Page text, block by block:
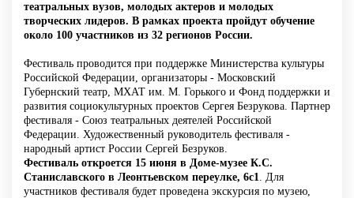
театральных вузов, молодых актеров и молодых
творческих лидеров. В рамках проекта пройдут обучение
около 100 участников из 32 регионов России.
Фестиваль проводится при поддержке Министерства культуры
Российской Федерации, организаторы - Московский
Губернский театр, МХАТ им. М. Горького и Фонд поддержки и
развития социокультурных проектов Сергея Безрукова. Партнер
фестиваля - Союз театральных деятелей Российской
Федерации. Художественный руководитель фестиваля -
народный артист России Сергей Безруков.
Фестиваль откроется 15 июня в Доме-музее К.С.
Станиславского в Леонтьевском переулке, 6с1. Для
участников фестиваля будет проведена экскурсия по музею,